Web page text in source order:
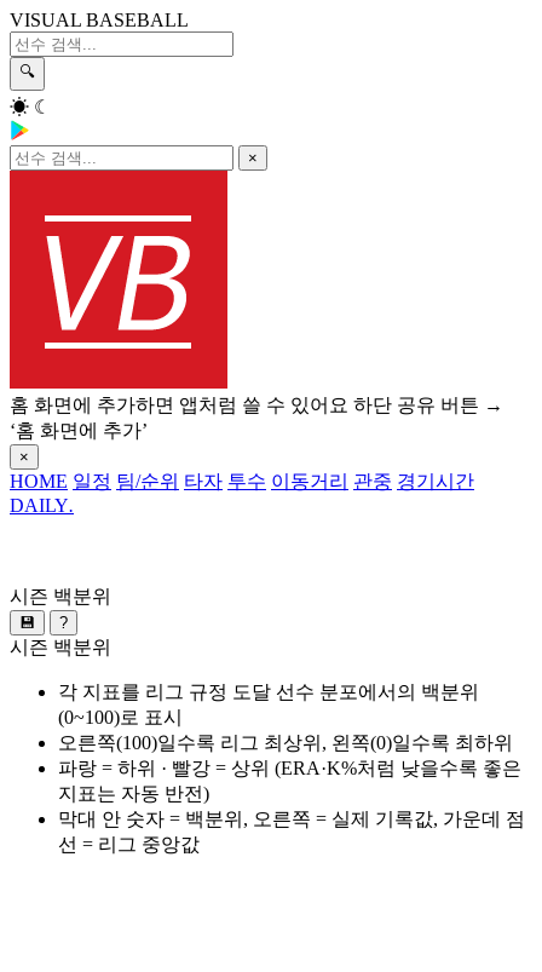
VISUAL BASEBALL
🔍
☀ ☾
×
홈 화면에 추가하면 앱처럼 쓸 수 있어요 하단 공유 버튼 →
‘홈 화면에 추가’
×
HOME 일정 팀/순위 타자 투수 이동거리 관중 경기시간
DAILY.
시즌 백분위
💾 ?
시즌 백분위
각 지표를 리그 규정 도달 선수 분포에서의 백분위
(0~100)로 표시
오른쪽(100)일수록 리그 최상위, 왼쪽(0)일수록 최하위
파랑 = 하위 · 빨강 = 상위 (ERA·K%처럼 낮을수록 좋은
지표는 자동 반전)
막대 안 숫자 = 백분위, 오른쪽 = 실제 기록값, 가운데 점
선 = 리그 중앙값